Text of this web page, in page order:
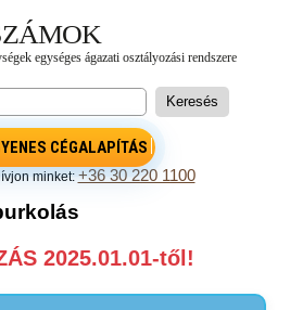
CÉGALAPÍTÁS
minket:+36 30 220 1100
2025.01.01-től!